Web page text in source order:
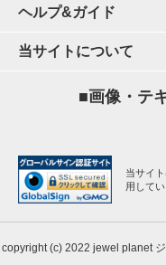
ヘルプ&ガイド
当サイトについて
■画像・テ
当サイ
用してい
copyright (c) 2022 jewel planet